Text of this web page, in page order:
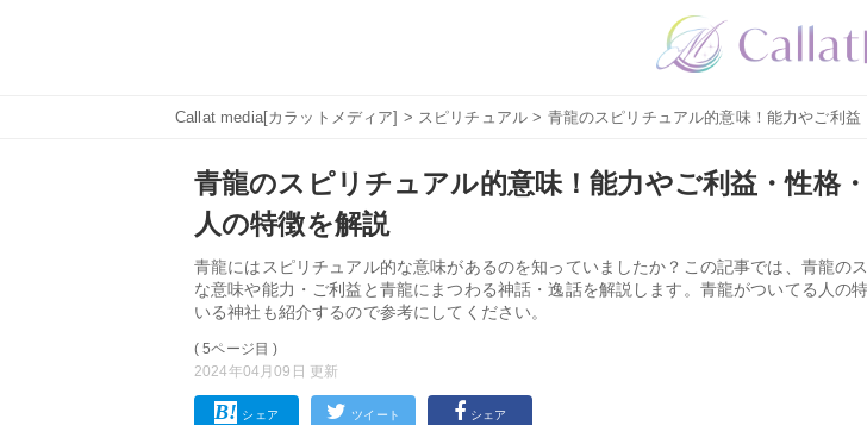
Callat media[カラットメディア] > スピリチュアル > 青龍のスピリチュアル的意味！能力やご利
青龍のスピリチュアル的意味！能力やご利益・性格
人の特徴を解説
青龍にはスピリチュアル的な意味があるのを知っていましたか？この記事では、青龍の
な意味や能力・ご利益と青龍にまつわる神話・逸話を解説します。青龍がついてる人の
いる神社も紹介するので参考にしてください。
( 5ページ目 )
2024年04月09日 更新
シェア ツイート シェア